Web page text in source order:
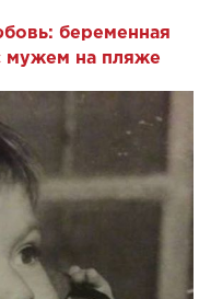
беременная
мужем на пляже